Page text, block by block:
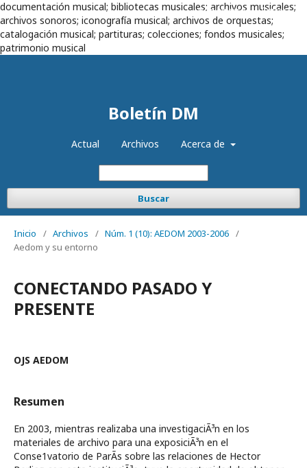
documentación musical; bibliotecas musicales; archivos musicales;
archivos sonoros; iconografía musical; archivos de orquestas;
catalogación musical; partituras; colecciones; fondos musicales;
patrimonio musical
Boletín DM
Actual Archivos Acerca de
Buscar
Registrarse Entrar
Inicio / Archivos / Núm. 1 (10): AEDOM 2003-2006 /
Aedom y su entorno
CONECTANDO PASADO Y
PRESENTE
OJS AEDOM
Resumen
En 2003, mientras realizaba una investigaciÃ³n en los
materiales de archivo para una exposiciÃ³n en el
Conse1vatorio de ParÃ­s sobre las relaciones de Hector